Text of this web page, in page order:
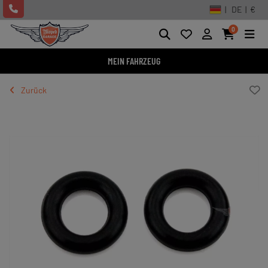
| DE | €
0
MEIN FAHRZEUG
Zurück